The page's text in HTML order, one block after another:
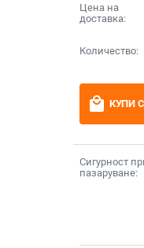
Цена на
доставка:
Количество:
local_mall КУПИ
Сигурност
пазаруване: